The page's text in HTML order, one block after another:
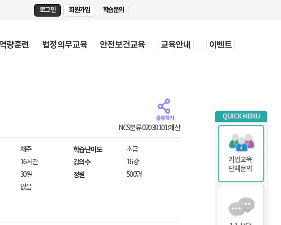
량훈련 법정의무교육 안전보건교육 교육안내 이벤트
로그인 회원가입 학습문의
NCS분류 02030101:예산
채준 학습난이도 초급
16시간 강의수 16강
30일 정원 500명
없음
QUICK MENU